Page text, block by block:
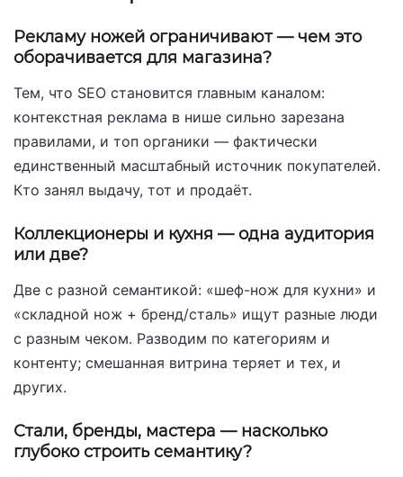
Рекламу ножей ограничивают — чем это
оборачивается для магазина?
Тем, что SEO становится главным каналом:
контекстная реклама в нише сильно зарезана
правилами, и топ органики — фактически
единственный масштабный источник покупателей.
Кто занял выдачу, тот и продаёт.
Коллекционеры и кухня — одна аудитория
или две?
Две с разной семантикой: «шеф-нож для кухни» и
«складной нож + бренд/сталь» ищут разные люди
с разным чеком. Разводим по категориям и
контенту; смешанная витрина теряет и тех, и
других.
Стали, бренды, мастера — насколько
глубоко строить семантику?